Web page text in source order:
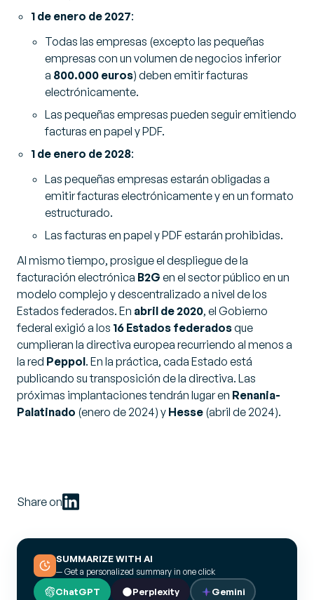
1 de enero de 2027:
Todas las empresas (excepto las pequeñas
empresas con un volumen de negocios inferior
a 800.000 euros) deben emitir facturas
electrónicamente.
Las pequeñas empresas pueden seguir emitiendo
facturas en papel y PDF.
1 de enero de 2028:
Las pequeñas empresas estarán obligadas a
emitir facturas electrónicamente y en un formato
estructurado.
Las facturas en papel y PDF estarán prohibidas.
Al mismo tiempo, prosigue el despliegue de la
facturación electrónica B2G en el sector público en un
modelo complejo y descentralizado a nivel de los
Estados federados. En abril de 2020, el Gobierno
federal exigió a los 16 Estados federadosque
cumplieran la directiva europea recurriendo al menos a
la red Peppol. En la práctica, cada Estado está
publicando su transposición de la directiva. Las
próximas implantaciones tendrán lugar en Renania-
Palatinado (enero de 2024) y Hesse (abril de 2024).
Share on
SUMMARIZE WITH AI
— Get a personalized summary in one click
ChatGPT Perplexity Gemini